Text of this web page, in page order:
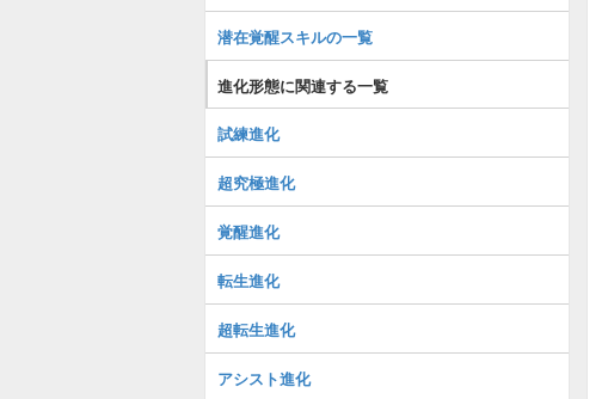
潜在覚醒スキルの一覧
進化形態に関連する一覧
試練進化
超究極進化
覚醒進化
転生進化
超転生進化
アシスト進化